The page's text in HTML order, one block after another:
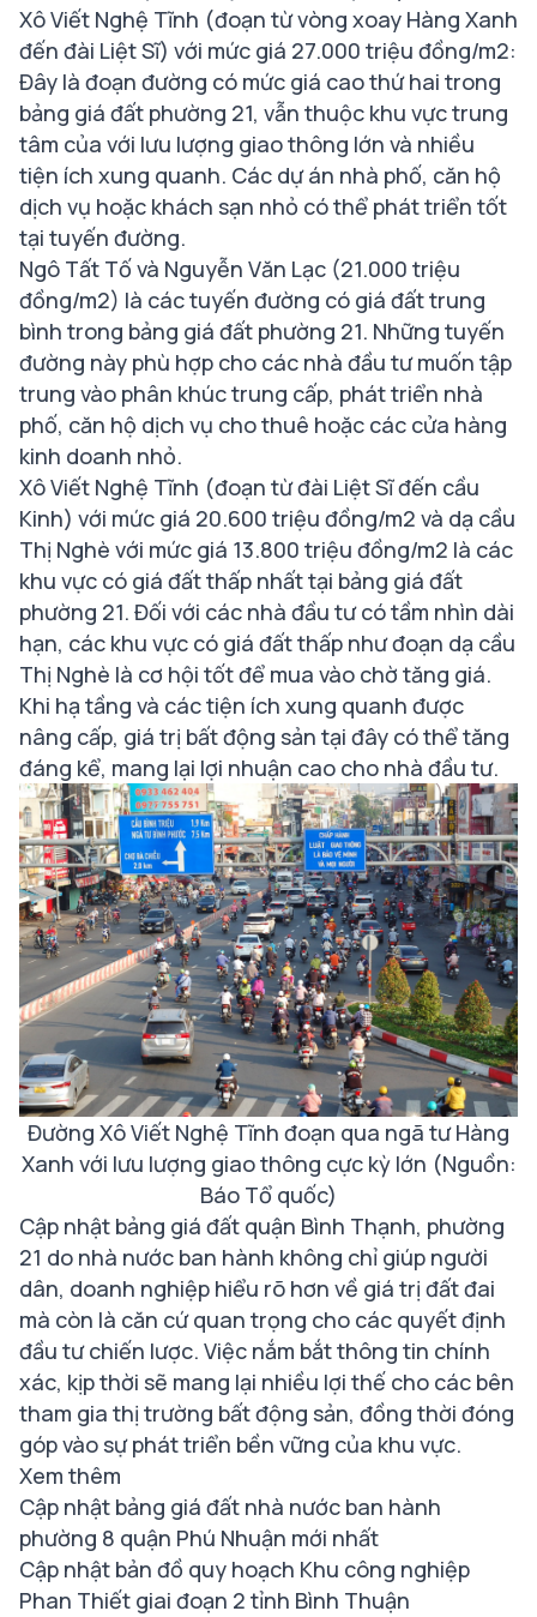
Xô Viết Nghệ Tĩnh (đoạn từ vòng xoay Hàng Xanh
đến đài Liệt Sĩ) với mức giá 27.000 triệu đồng/m2:
Đây là đoạn đường có mức giá cao thứ hai trong
bảng giá đất phường 21, vẫn thuộc khu vực trung
tâm của với lưu lượng giao thông lớn và nhiều
tiện ích xung quanh. Các dự án nhà phố, căn hộ
dịch vụ hoặc khách sạn nhỏ có thể phát triển tốt
tại tuyến đường.
Ngô Tất Tố và Nguyễn Văn Lạc (21.000 triệu
đồng/m2) là các tuyến đường có giá đất trung
bình trong bảng giá đất phường 21. Những tuyến
đường này phù hợp cho các nhà đầu tư muốn tập
trung vào phân khúc trung cấp, phát triển nhà
phố, căn hộ dịch vụ cho thuê hoặc các cửa hàng
kinh doanh nhỏ.
Xô Viết Nghệ Tĩnh (đoạn từ đài Liệt Sĩ đến cầu
Kinh) với mức giá 20.600 triệu đồng/m2 và dạ cầu
Thị Nghè với mức giá 13.800 triệu đồng/m2 là các
khu vực có giá đất thấp nhất tại bảng giá đất
phường 21. Đối với các nhà đầu tư có tầm nhìn dài
hạn, các khu vực có giá đất thấp như đoạn dạ cầu
Thị Nghè là cơ hội tốt để mua vào chờ tăng giá.
Khi hạ tầng và các tiện ích xung quanh được
nâng cấp, giá trị bất động sản tại đây có thể tăng
đáng kể, mang lại lợi nhuận cao cho nhà đầu tư.
Đường Xô Viết Nghệ Tĩnh đoạn qua ngã tư Hàng
Xanh với lưu lượng giao thông cực kỳ lớn (Nguồn:
Báo Tổ quốc)
Cập nhật bảng giá đất quận Bình Thạnh, phường
21 do nhà nước ban hành không chỉ giúp người
dân, doanh nghiệp hiểu rõ hơn về giá trị đất đai
mà còn là căn cứ quan trọng cho các quyết định
đầu tư chiến lược. Việc nắm bắt thông tin chính
xác, kịp thời sẽ mang lại nhiều lợi thế cho các bên
tham gia thị trường bất động sản, đồng thời đóng
góp vào sự phát triển bền vững của khu vực.
Xem thêm
Cập nhật bảng giá đất nhà nước ban hành
phường 8 quận Phú Nhuận mới nhất
Cập nhật bản đồ quy hoạch Khu công nghiệp
Phan Thiết giai đoạn 2 tỉnh Bình Thuận